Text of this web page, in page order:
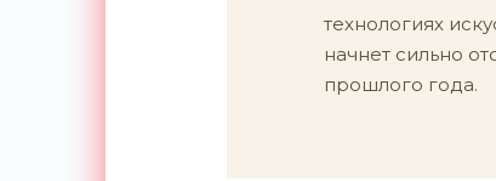
технологиях
начнет сильно
прошлого года.